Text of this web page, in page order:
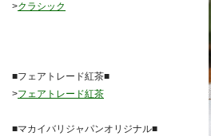
>クラシック
■フェアトレード紅茶■
>フェアトレード紅茶
■マカイバリジャパンオリジナル■